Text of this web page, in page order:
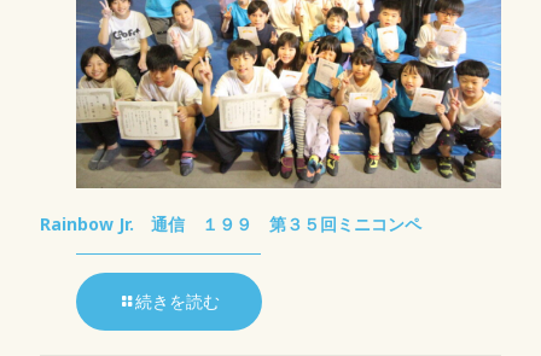
Rainbow Jr. 通信 １９９ 第３５回ミニコンペ
続きを読む